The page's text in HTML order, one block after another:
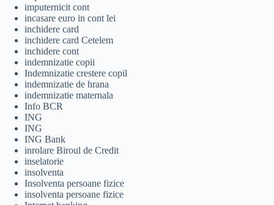
imputernicit cont
incasare euro in cont lei
inchidere card
inchidere card Cetelem
inchidere cont
indemnizatie copii
Indemnizatie crestere copil
indemnizatie de hrana
indemnizatie maternala
Info BCR
ING
ING
ING Bank
inrolare Biroul de Credit
inselatorie
insolventa
Insolventa persoane fizice
insolventa persoane fizice